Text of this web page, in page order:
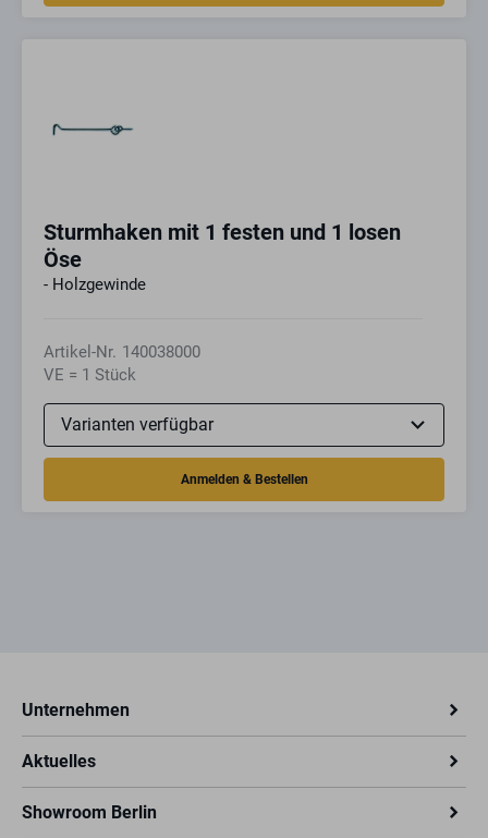
Sturmhaken mit 1 festen und 1 losen
Öse
- Holzgewinde
Artikel-Nr. 140038000
VE = 1 Stück
Unternehmen
Aktuelles
Showroom Berlin